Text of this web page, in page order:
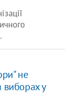
не
у